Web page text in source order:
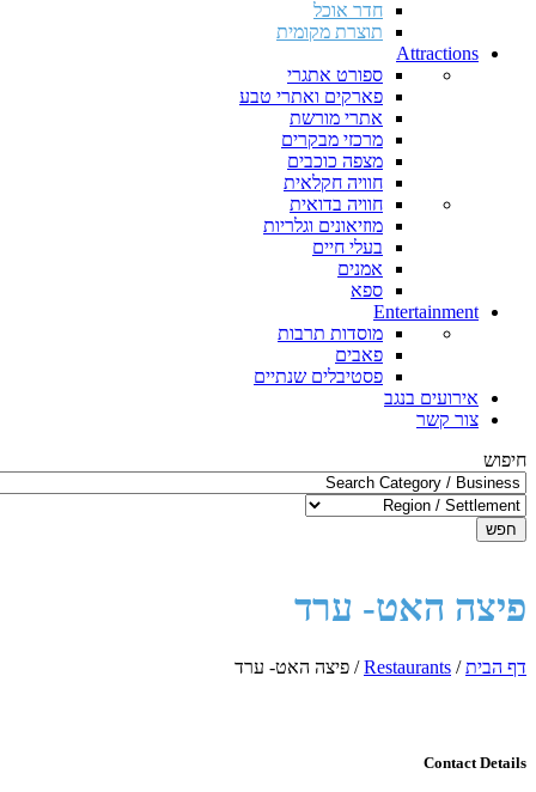
חדר אוכל
תוצרת מקומית
Attractions
ספורט אתגרי
פארקים ואתרי טבע
אתרי מורשת
מרכזי מבקרים
מצפה כוכבים
חוויה חקלאית
חוויה בדואית
מוזיאונים וגלריות
בעלי חיים
אמנים
ספא
Entertainment
מוסדות תרבות
פאבים
פסטיבלים שנתיים
אירועים בנגב
צור קשר
חיפוש
חפש
פיצה האט- ערד
דף הבית/
Restaurants
/ פיצה האט- ערד
Contact Details